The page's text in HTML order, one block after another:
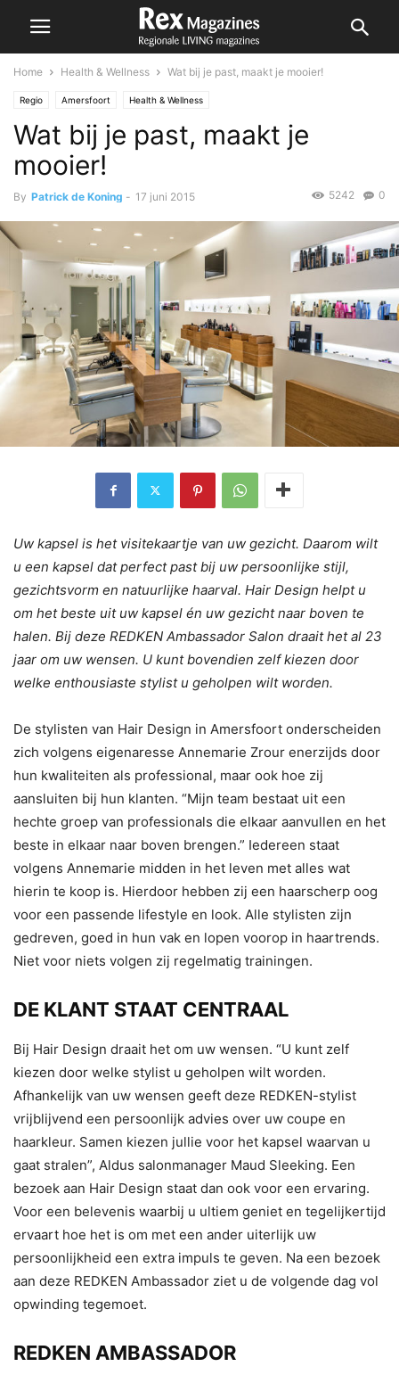
Home Health & Wellness Wat bij je past, maakt je mooier!
Regio Amersfoort Health & Wellness
Wat bij je past, maakt je
mooier!
By Patrick de Koning - 17 juni 2015 0
5242
Uw kapsel is het visitekaartje van uw gezicht. Daarom wilt
u een kapsel dat perfect past bij uw persoonlijke stijl,
gezichtsvorm en natuurlijke haarval. Hair Design helpt u
om het beste uit uw kapsel én uw gezicht naar boven te
halen. Bij deze REDKEN Ambassador Salon draait het al 23
jaar om uw wensen. U kunt bovendien zelf kiezen door
welke enthousiaste stylist u geholpen wilt worden.
De stylisten van Hair Design in Amersfoort onderscheiden
zich volgens eigenaresse Annemarie Zrour enerzijds door
hun kwaliteiten als professional, maar ook hoe zij
aansluiten bij hun klanten. “Mijn team bestaat uit een
hechte groep van professionals die elkaar aanvullen en het
beste in elkaar naar boven brengen.” Iedereen staat
volgens Annemarie midden in het leven met alles wat
hierin te koop is. Hierdoor hebben zij een haarscherp oog
voor een passende lifestyle en look. Alle stylisten zijn
gedreven, goed in hun vak en lopen voorop in haartrends.
Niet voor niets volgen zij regelmatig trainingen.
DE KLANT STAAT CENTRAAL
Bij Hair Design draait het om uw wensen. “U kunt zelf
kiezen door welke stylist u geholpen wilt worden.
Afhankelijk van uw wensen geeft deze REDKEN-stylist
vrijblijvend een persoonlijk advies over uw coupe en
haarkleur. Samen kiezen jullie voor het kapsel waarvan u
gaat stralen”, Aldus salonmanager Maud Sleeking. Een
bezoek aan Hair Design staat dan ook voor een ervaring.
Voor een belevenis waarbij u ultiem geniet en tegelijkertijd
ervaart hoe het is om met een ander uiterlijk uw
persoonlijkheid een extra impuls te geven. Na een bezoek
aan deze REDKEN Ambassador ziet u de volgende dag vol
opwinding tegemoet.
REDKEN AMBASSADOR